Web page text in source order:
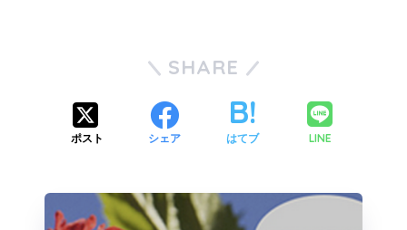
SHARE
ポスト シェア はてブ LINE